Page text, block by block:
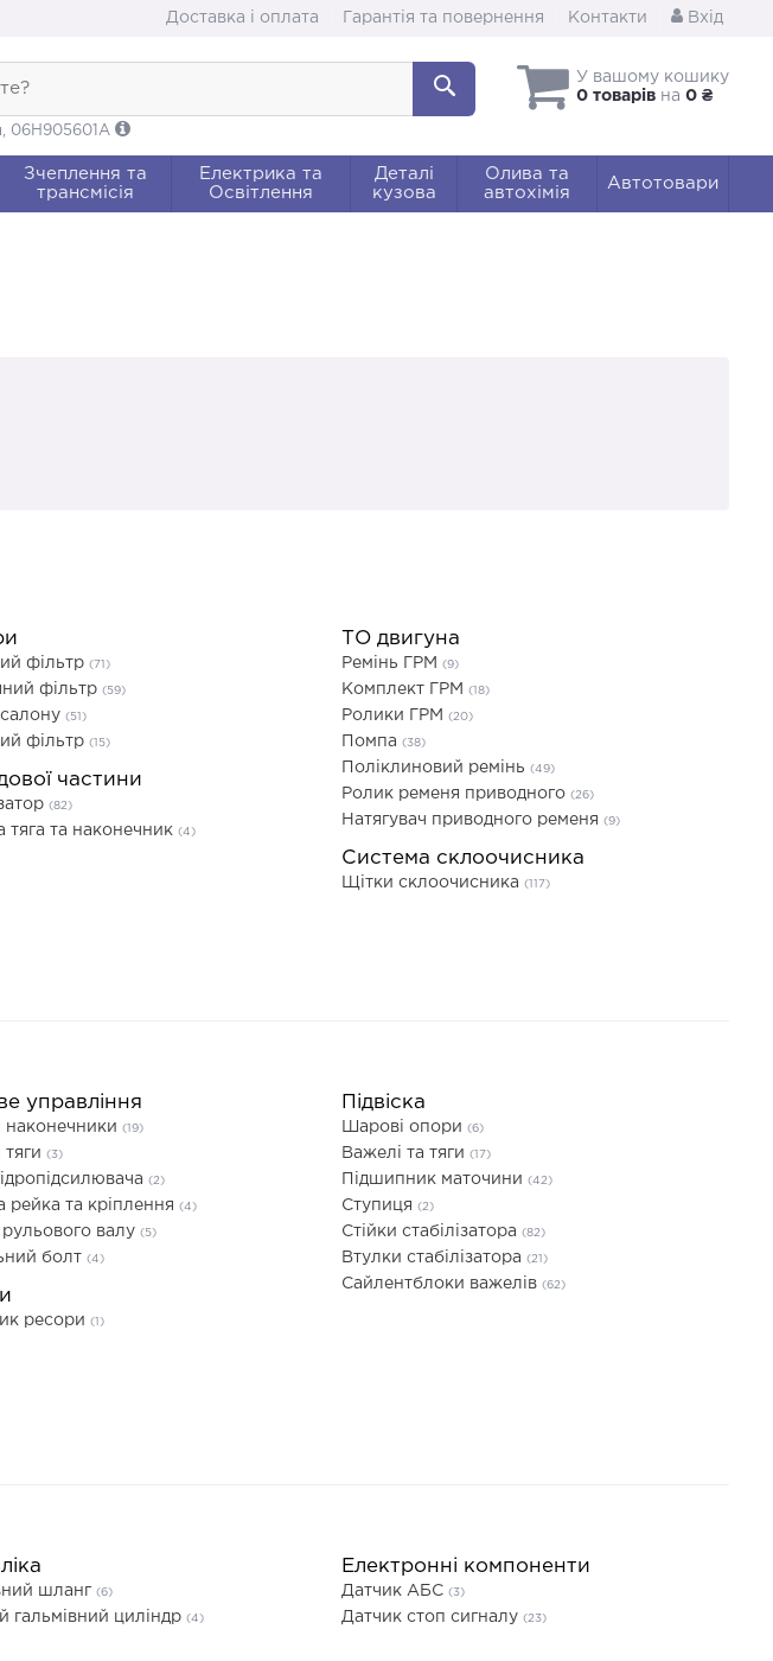
Доставка і оплата Гарантія та повернення Контакти Вхід
У вашому кошику
0 товарів на 0 ₴
06H905601A
Зчеплення та
трансмісія
Електрика та
Освітлення
Деталі
кузова
Олива та
автохімія
Автотовари
фільтр (71)
фільтр (59)
(51)
фільтр (15)
ТО двигуна
Ремінь ГРМ (9)
Комплект ГРМ (18)
Ролики ГРМ (20)
Помпа (38)
Поліклиновий ремінь (49)
Ролик ременя приводного (26)
Натягувач приводного ременя (9)
частини
(82)
тяга та наконечник (4)
Система склоочисника
Щітки склоочисника (117)
управління
наконечники (19)
тяги (3)
(2)
рейка та кріплення (4)
валу (5)
болт (4)
Підвіска
Шарові опори (6)
Важелі та тяги (17)
Підшипник маточини (42)
Ступиця (2)
Стійки стабілізатора (82)
Втулки стабілізатора (21)
Сайлентблоки важелів (62)
ресори (1)
шланг (6)
гальмівний циліндр (4)
Електронні компоненти
Датчик АБС (3)
Датчик стоп сигналу (23)